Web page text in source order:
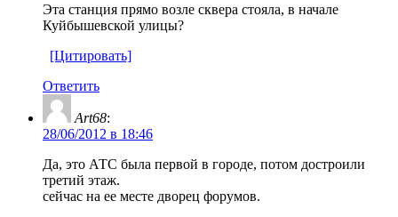
Эта станция прямо возле сквера стояла, в начале
Куйбышевской улицы?
[Цитировать]
Ответить
Art68:
28/06/2012 в 18:46
Да, это АТС была первой в городе, потом достроили
третий этаж.
сейчас на ее месте дворец форумов.